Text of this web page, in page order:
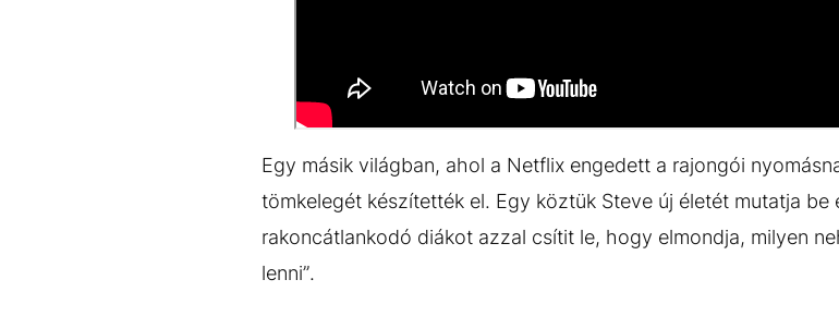
Egy másik világban, ahol a Netflix engedett a rajongói
tömkelegét készítették el. Egy köztük Steve új életét mutatja
rakoncátlankodó diákot azzal csítit le, hogy elmondja, milyen
lenni”.